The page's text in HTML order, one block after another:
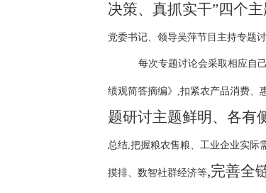
决策、真抓实干”四个主
党委书记、领导吴萍节目主持专题讨
每次专题讨论会采取相应自
绩观简答摘编》,扣紧农产品消费、
题研讨主题鲜明、各有
总结,把握粮农售粮、工业企业实际
摸排、数智社群经济等,完善全